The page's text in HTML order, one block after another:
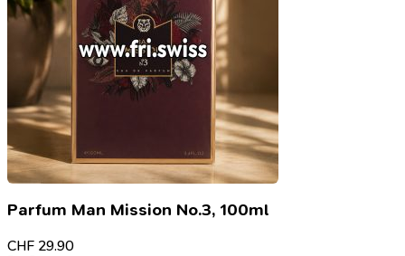
Parfum Man Mission No.3, 100ml
CHF 29.90